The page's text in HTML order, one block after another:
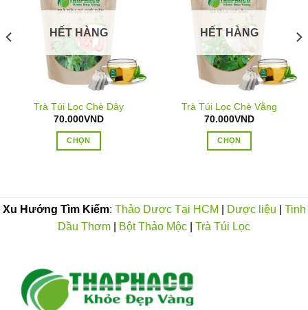
HẾT HÀNG
Trà Túi Lọc Chè Dây
70.000VND
CHỌN
nhiều
biến
tùy
chọn
có
HẾT HÀNG
Trà Túi Lọc Chè Vằng
70.000VND
CHỌN
nhiều
biến
Xu Hướng Tìm Kiếm: Thảo Dược Tại HCM Dược liệu
Tinh
Dầu Thơm
Bột Thảo Mộc Trà Túi Lọc